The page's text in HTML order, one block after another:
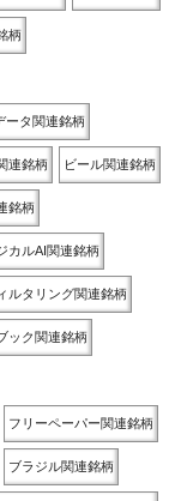
柄
ータ関連銘柄
連銘柄 ビール関連銘柄
銘柄
カルAI関連銘柄
ルタリング関連銘柄
ック関連銘柄
フリーペーパー関連銘柄
ブラジル関連銘柄